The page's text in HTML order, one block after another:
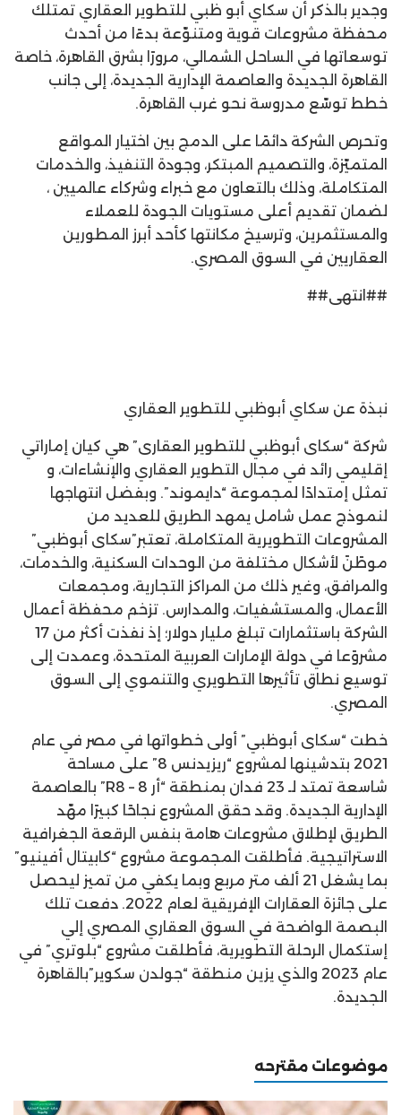
وجدير بالذكر أن سكاي أبو ظبي للتطوير العقاري تمتلك
محفظة مشروعات قوية ومتنوّعة بدءًا من أحدث
توسعاتها في الساحل الشمالي، مرورًا بشرق القاهرة، خاصة
القاهرة الجديدة والعاصمة الإدارية الجديدة، إلى جانب
خطط توسّع مدروسة نحو غرب القاهرة.
وتحرص الشركة دائمًا على الدمج بين اختيار المواقع
المتميّزة، والتصميم المبتكر، وجودة التنفيذ، والخدمات
المتكاملة، وذلك بالتعاون مع خبراء وشركاء عالميين ،
لضمان تقديم أعلى مستويات الجودة للعملاء
والمستثمرين، وترسيخ مكانتها كأحد أبرز المطورين
العقاريين في السوق المصري.
##انتهى##
نبذة عن سكاي أبوظبي للتطوير العقاري
شركة “سكاى أبوظبي للتطوير العقارى” هي كيان إماراتي
إقليمي رائد في مجال التطوير العقاري والإنشاءات، و
تمثل إمتدادًا لمجموعة “دايموند”. وبفضل انتهاجها
لنموذج عمل شامل يمهد الطريق للعديد من
المشروعات التطويرية المتكاملة، تعتبر”سكاى أبوظبي”
موطًنً لأشكال مختلفة من الوحدات السكنية، والخدمات،
والمرافق، وغير ذلك من المراكز التجارية، ومجمعات
الأعمال، والمستشفيات، والمدارس. تزخم محفظة أعمال
الشركة باستثمارات تبلغ مليار دولار؛ إذ نفذت أكثر من 17
مشروًعا في دولة الإمارات العربية المتحدة، وعمدت إلى
توسيع نطاق تأثيرها التطويري والتنموي إلى السوق
المصري.
خطت “سكاى أبوظبي” أولى خطواتها في مصر في عام
2021 بتدشينها لمشروع “ريزيدنس 8” على مساحة
شاسعة تمتد لـ 23 فدان بمنطقة “أر 8 – R8” بالعاصمة
الإدارية الجديدة. وقد حقق المشروع نجاحًا كبيرًا مهّد
الطريق لإطلاق مشروعات هامة بنفس الرقعة الجغرافية
الاستراتيجية. فأطلقت المجموعة مشروع “كابيتال أفينيو”
بما يشغل 21 ألف متر مربع وبما يكفي من تميز ليحصل
على جائزة العقارات الإفريقية لعام 2022. دفعت تلك
البصمة الواضحة في السوق العقاري المصري إلي
إستكمال الرحلة التطويرية، فأطلقت مشروع “بلوتري” في
عام 2023 والذي يزين منطقة “جولدن سكوير”بالقاهرة
الجديدة.
موضوعات مقترحه